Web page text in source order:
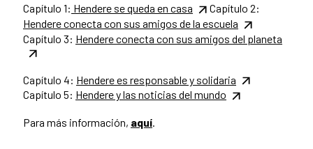
Capítulo 1: Hendere se queda en casa
Capítulo 2:
Hendere conecta con sus amigos de la escuela
Capítulo 3: Hendere conecta con sus amigos del planeta
Capítulo 4: Hendere es responsable y solidaria
Capítulo 5: Hendere y las noticias del mundo
Para más información, aquí.